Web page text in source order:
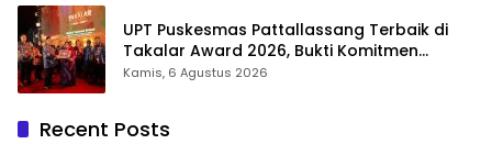
UPT Puskesmas Pattallassang Terbaik di
Takalar Award 2026, Bukti Komitmen
Hadirkan Pelayanan Kesehatan Berkualitas
Kamis, 6 Agustus 2026
Recent Posts